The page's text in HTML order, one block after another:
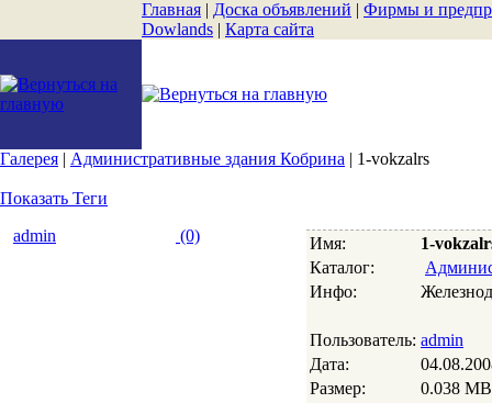
Главная | Доска объявлений | Фирмы и
Dowlands | Карта сайта
Галерея | Административные здания Кобрина | 1-vokzalrs
Показать Теги
admin
(0) Имя:
1-
Каталог:
Инфо:
Пользователь: admin
Дата:
Размер:
0.038 MB